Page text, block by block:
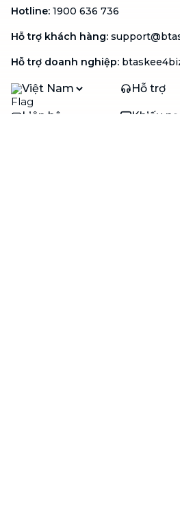
Hotline: 1900 636 736
Hỗ trợ khách hàng:
Hỗ trợ doanh nghiệp:
Việt Nam Hỗ trợ
Liên hệ Khiếu